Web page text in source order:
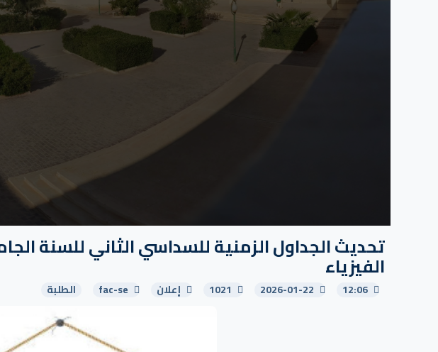
الفيزياء
12:06
2026-01-22
1021 إعلان fac-se الطلبة